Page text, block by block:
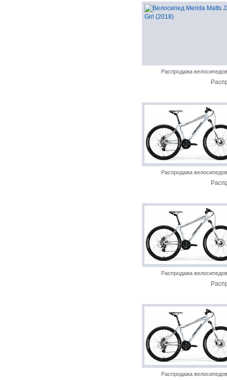
Распродажа велосипедов
Распродажа велосипедов
Распродажа велосипедов
Распродажа велосипедов